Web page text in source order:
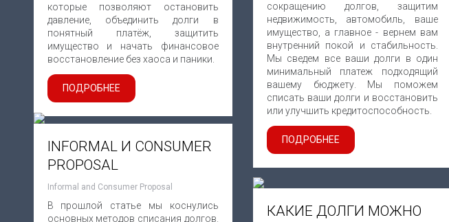
сокращению долгов, защитим
недвижимость, автомобиль, ваше
имущество, а главное - вернем вам
внутренний покой и стабильность.
Мы сведем все ваши долги в один
минимальный платеж подходящий
вашему бюджету. Мы поможем
списать ваши долги и восстановить
или улучшить кредитоспособность.
ПОДРОБНЕЕ
которые позволяют остановить
давление, объединить долги в
понятный платёж, защитить
имущество и начать финансовое
восстановление без хаоса и паники.
ПОДРОБНЕЕ
INFORMAL И CONSUMER
PROPOSAL
Informal and Consumer Proposal
В прошлой статье мы коснулись
основных методов списания долгов.
КАКИЕ ДОЛГИ МОЖНО